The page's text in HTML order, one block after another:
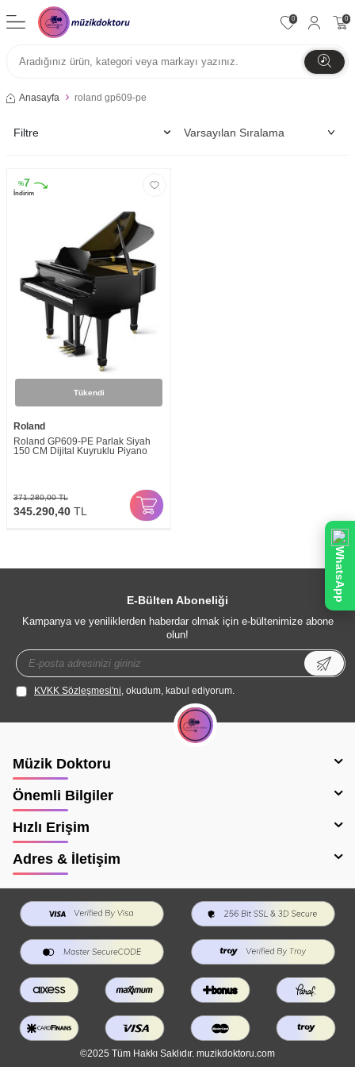
0 0
Anasayfa roland gp609-pe
Filtre
%7
İndirim
Tükendi
Roland
Roland GP609-PE Parlak Siyah
150 CM Dijital Kuyruklu Piyano
371.280,00TL
345.290,40 TL
E-Bülten Aboneliği
Kampanya ve yeniliklerden haberdar olmak için e-bültenimize abone
olun!
KVKK Sözleşmesi'ni, okudum, kabul ediyorum.
Müzik Doktoru
Önemli Bilgiler
Hızlı Erişim
Adres & İletişim
©2025 Tüm Hakkı Saklıdır. muzikdoktoru.com
WhatsApp